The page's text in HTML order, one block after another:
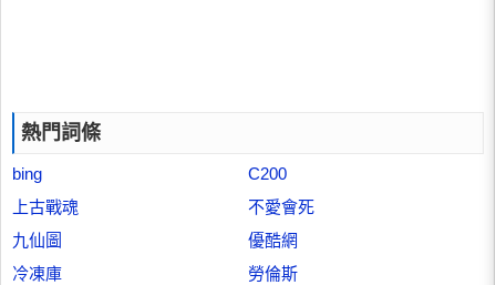
熱門詞條
bing
C200
上古戰魂
不愛會死
九仙圖
優酷網
冷凍庫
勞倫斯